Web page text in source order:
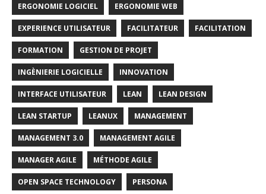
ERGONOMIE LOGICIEL ERGONOMIE WEB
EXPERIENCE UTILISATEUR FACILITATEUR FACILITATION
FORMATION GESTION DE PROJET
INGÈNIERIE LOGICIELLE INNOVATION
INTERFACE UTILISATEUR LEAN LEAN DESIGN
LEAN STARTUP LEANUX MANAGEMENT
MANAGEMENT 3.0 MANAGEMENT AGILE
MANAGER AGILE MÉTHODE AGILE
OPEN SPACE TECHNOLOGY PERSONA